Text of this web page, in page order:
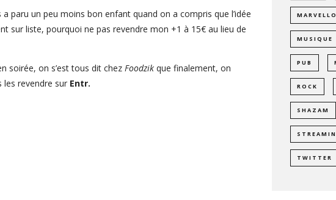
paru un peu moins bon enfant quand on a compris que l’idée
sur liste, pourquoi ne pas revendre mon +1 à 15€ au lieu de
soirée, on s’est tous dit chez Foodzik que finalement, on
les revendre sur Entr.
MUSIQUE
PUB
ROCK
SHAZAM
TWITTER